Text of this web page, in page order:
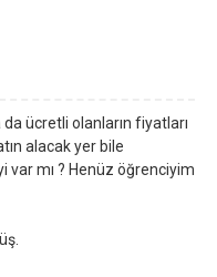
ücretli olanların fiyatları
alacak yer bile
var mı ? Henüz öğrenciyim